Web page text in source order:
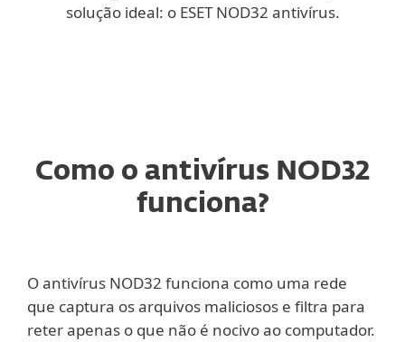
solução ideal: o ESET NOD32 antivírus.
Como o antivírus NOD32
funciona?
O antivírus NOD32 funciona como uma rede
que captura os arquivos maliciosos e filtra para
reter apenas o que não é nocivo ao computador.